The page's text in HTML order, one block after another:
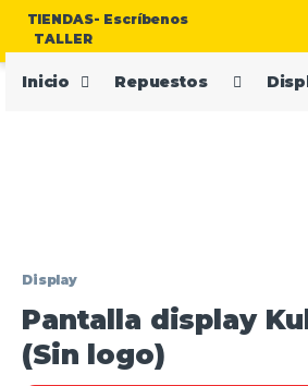
TIENDAS-
TALLER
Escríbenos
Inicio Repuestos
Display
Pantalla display
(Sin logo)